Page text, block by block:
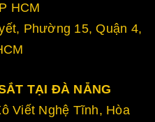
HCM
Phường 15, Quận 4,
TẠI ĐÀ NẴNG
Viết Nghệ Tĩnh, Hòa